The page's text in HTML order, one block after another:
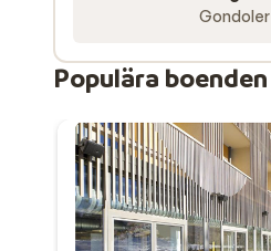
Gondoler
Populära boenden